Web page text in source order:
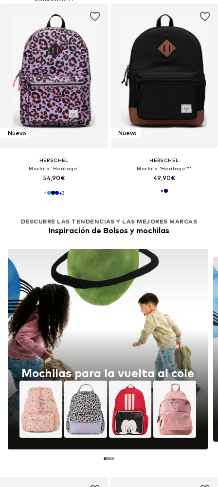
Nuevo
HERSCHEL
Mochila 'Heritage'
54,90€
+3
Nuevo
HERSCHEL
Mochila 'Heritage™'
49,90€
DESCUBRE LAS TENDENCIAS Y LAS MEJORES MARCAS
Inspiración de Bolsos y mochilas
Mochilas para la vuelta al cole